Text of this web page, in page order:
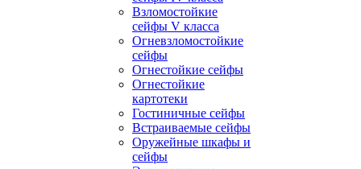
Взломостойкие
сейфы V класса
Огневзломостойкие
сейфы
Огнестойкие сейфы
Огнестойкие
картотеки
Гостиничные сейфы
Встраиваемые сейфы
Оружейные шкафы и
сейфы